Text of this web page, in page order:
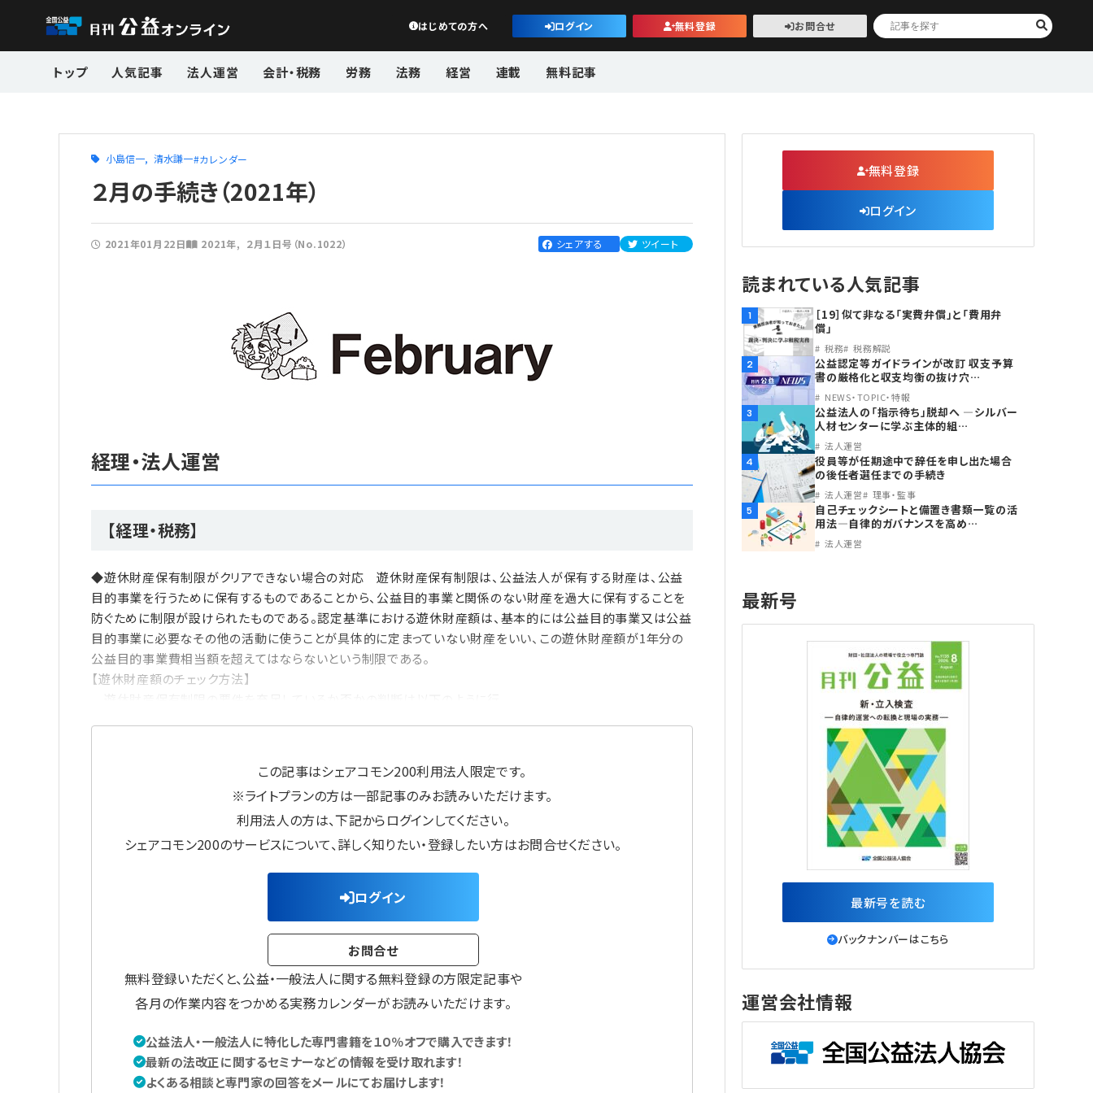
公益・一般法人オンライン
はじめての方へ ログイン 無料登録 お問合せ
トップ 人気記事 法人運営 会計・税務 労務 法務 経営 連載 無料記事
小島信一 清水謙一 カレンダー
２月の手続き（2021年）
2021年01月22日 2021年 ２月１日号（No.1022） シェアする ツイート
経理・法人運営
【経理・税務】
◆遊休財産保有制限がクリアできない場合の対応 遊休財産保有制限は、公益法人が保有する財産は、公益
目的事業を行うために保有するものであることから、公益目的事業と関係のない財産を過大に保有することを
防ぐために制限が設けられたものである。認定基準における遊休財産額は、基本的には公益目的事業又は公益
目的事業に必要なその他の活動に使うことが具体的に定まっていない財産をいい、この遊休財産額が1年分の
公益目的事業費相当額を超えてはならないという制限である。
【遊休財産額のチェック方法】
この記事はシェアコモン200利用法人限定です。
※ライトプランの方は一部記事のみお読みいただけます。
利用法人の方は、下記からログインしてください。
シェアコモン200のサービスについて、詳しく知りたい・登録したい方はお問合せください。
ログイン
お問合せ
無料登録いただくと、公益・一般法人に関する無料登録の方限定記事や
各月の作業内容をつかめる実務カレンダーがお読みいただけます。
公益法人・一般法人に特化した専門書籍を１０％オフで購入できます！
最新の法改正に関するセミナーなどの情報を受け取れます！
よくある相談と専門家の回答をメールにてお届けします！
無料登録
ログイン
読まれている人気記事
1
［19］似て非なる「実費弁償」と「費用弁
償」
税務 税務解説
2
公益認定等ガイドラインが改訂 収支予算
書の厳格化と収支均衡の抜け穴…
NEWS・TOPIC・特報
3
公益法人の「指示待ち」脱却へ ―シルバー
人材センターに学ぶ主体的組…
法人運営
4
役員等が任期途中で辞任を申し出た場合
の後任者選任までの手続き
法人運営 理事・監事
5
自己チェックシートと備置き書類一覧の活
用法―自律的ガバナンスを高め…
法人運営
最新号
最新号を読む
バックナンバーはこちら
運営会社情報